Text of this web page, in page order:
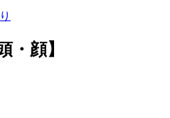
・顔】